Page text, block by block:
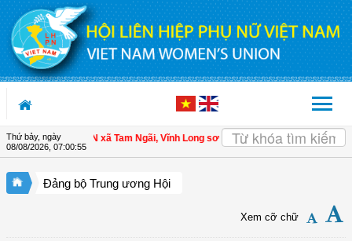
Truy cập nội dung luôn
Thứ bảy, ngày
08/08/2026, 07:00:57
| Hội LHPN xã Tam Ngãi, Vĩnh Long sơ kết công tác Hội và phong trào phụ nữ
Đảng bộ Trung ương Hội
Xem cỡ chữ